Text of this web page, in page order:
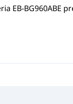
EB-BG960ABE